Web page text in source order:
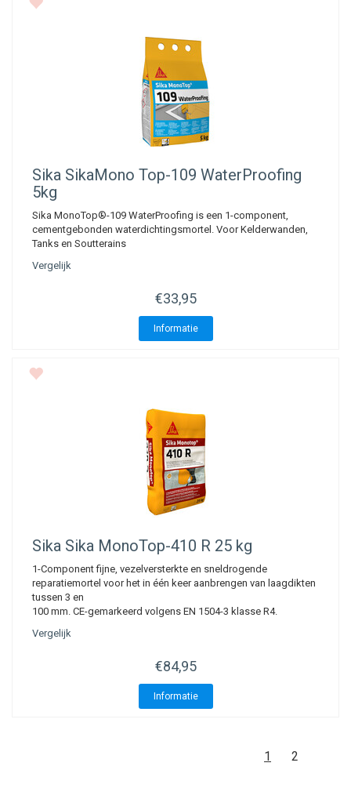
Sika SikaMono Top-109 WaterProofing
5kg
Sika MonoTop®-109 WaterProofing is een 1-component,
cementgebonden waterdichtingsmortel. Voor Kelderwanden,
Tanks en Soutterains
Vergelijk
€33,95
Informatie
Sika Sika MonoTop-410 R 25 kg
1-Component fijne, vezelversterkte en sneldrogende
reparatiemortel voor het in één keer aanbrengen van laagdikten
tussen 3 en
100 mm. CE-gemarkeerd volgens EN 1504-3 klasse R4.
Vergelijk
€84,95
Informatie
1 2